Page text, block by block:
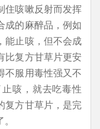
住咳嗽反射而发挥
成的麻醉品，例如
能止咳，但不会成
比复方甘草片更安
不服用毒性强又不
咳，就去吃毒性
复方甘草片，是完